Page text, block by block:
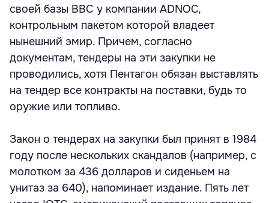
своей базы ВВС у компании ADNOC,
контрольным пакетом которой владеет
нынешний эмир. Причем, согласно
документам, тендеры на эти закупки не
проводились, хотя Пентагон обязан выставлять
на тендер все контракты на поставки, будь то
оружие или топливо.
Закон о тендерах на закупки был принят в 1984
году после нескольких скандалов (например, с
молотком за 436 долларов и сиденьем на
унитаз за 640), напоминает издание. Пять лет